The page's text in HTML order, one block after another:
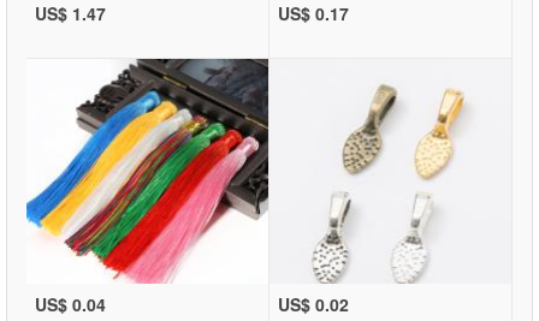
US$ 1.47 US$ 0.17
US$ 0.04 US$ 0.02